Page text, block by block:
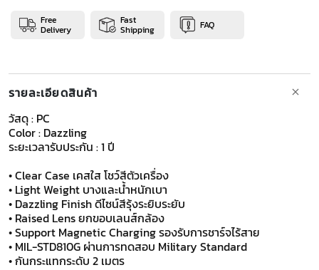
Free
Delivery
Fast
Shipping FAQ
รายละเอียดสินค้า
วัสดุ : PC
Color : Dazzling
ระยะเวลารับประกัน : 1 ปี
• Clear Case เคสใส โชว์สีตัวเครื่อง
• Light Weight บางและน้ำหนักเบา
• Dazzling Finish ดีไซน์สีรุ้งระยิบระยับ
• Raised Lens ยกขอบเลนส์กล้อง
• Support Magnetic Charging รองรับการชาร์จไร้สาย
• MIL-STD810G ผ่านการทดสอบ Military Standard
​​​​​​​• กันกระแทกระดับ 2 เมตร